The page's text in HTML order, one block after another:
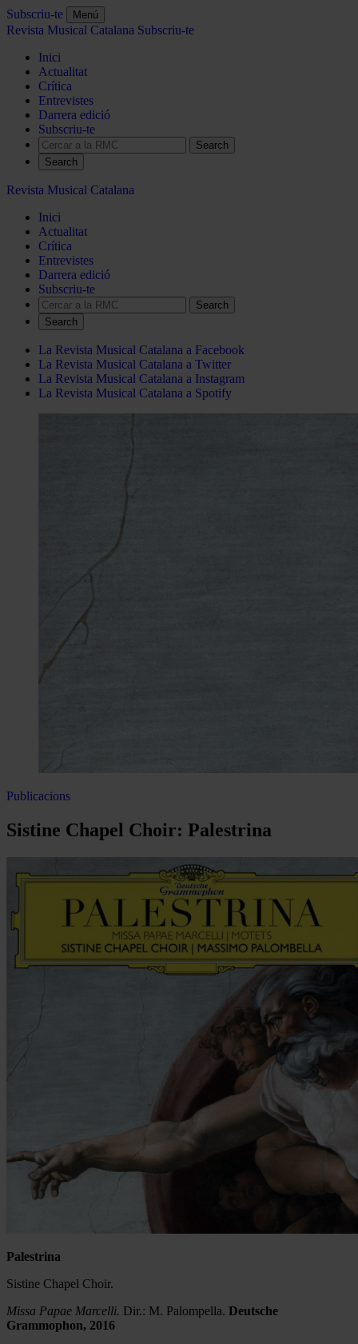
Subscriu-te Menú
Revista Musical Catalana Subscriu-te
Inici
Actualitat
Crítica
Entrevistes
Darrera edició
Subscriu-te
Search
Revista Musical Catalana
Inici
Actualitat
Crítica
Entrevistes
Darrera edició
Subscriu-te
Search
La Revista Musical Catalana a Facebook
La Revista Musical Catalana a Twitter
La Revista Musical Catalana a Instagram
La Revista Musical Catalana a Spotify
Publicacions
Sistine Chapel Choir: Palestrina
Palestrina
Sistine Chapel Choir.
Missa Papae Marcelli. Dir.: M. Palompella. Deutsche
Grammophon, 2016